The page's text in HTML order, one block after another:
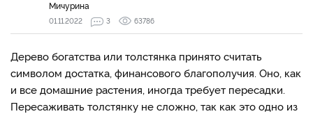
Мичурина
01.11.2022 3 63786
Дерево богатства или толстянка принято считать
символом достатка, финансового благополучия. Оно, как
и все домашние растения, иногда требует пересадки.
Пересаживать толстянку не сложно, так как это одно из